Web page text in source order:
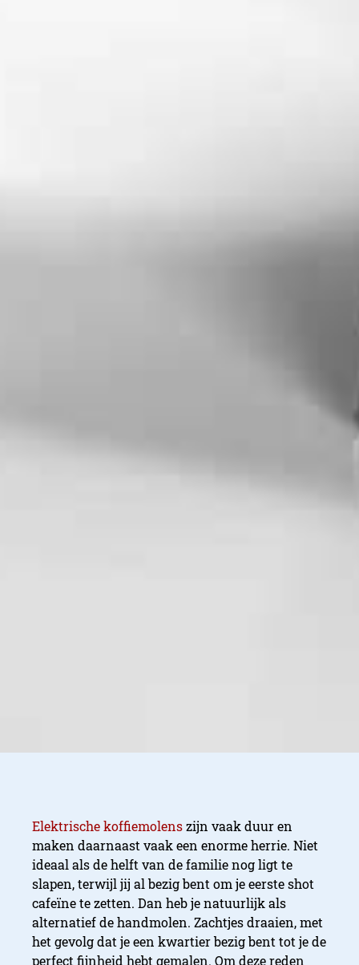
Elektrische koffiemolenszijn vaak duur en
maken daarnaast vaak een enorme herrie. Niet
ideaal als de helft van de familie nog ligt te
slapen, terwijl jij al bezig bent om je eerste shot
cafeïne te zetten. Dan heb je natuurlijk als
alternatief de handmolen. Zachtjes draaien, met
het gevolg dat je een kwartier bezig bent tot je de
perfect fijnheid hebt gemalen. Om deze reden